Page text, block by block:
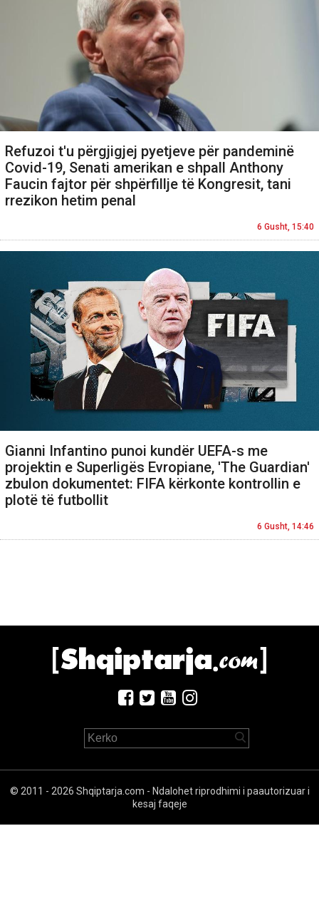
Refuzoi t'u përgjigjej pyetjeve për pandeminë
Covid-19, Senati amerikan e shpall Anthony
Faucin fajtor për shpërfillje të Kongresit, tani
rrezikon hetim penal
6 Gusht, 15:40
Gianni Infantino punoi kundër UEFA-s me
projektin e Superligës Evropiane, 'The Guardian'
zbulon dokumentet: FIFA kërkonte kontrollin e
plotë të futbollit
6 Gusht, 14:46
© 2011 - 2026 Shqiptarja.com - Ndalohet riprodhimi i paautorizuar i
kesaj faqeje